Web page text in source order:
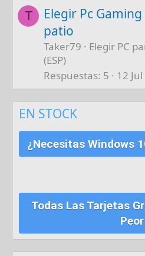
T
Elegir Pc
patio
Taker79
Elegir PC
(ESP)
Respuestas 5 12
EN STOCK
¿Necesitas Windows
Todas Las Tarjetas
Peor